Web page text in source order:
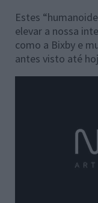
Estes
elevar a nossa
como a Bixby e
antes visto até